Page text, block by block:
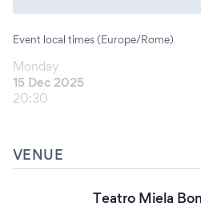
Event local times (Europe/Rome)
Monday
15 Dec 2025
20:30
VENUE
Teatro Miela